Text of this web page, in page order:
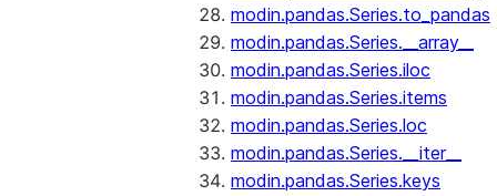
modin.pandas.Series.to_pandas
modin.pandas.Series.__array__
modin.pandas.Series.iloc
modin.pandas.Series.items
modin.pandas.Series.loc
modin.pandas.Series.__iter__
modin.pandas.Series.keys